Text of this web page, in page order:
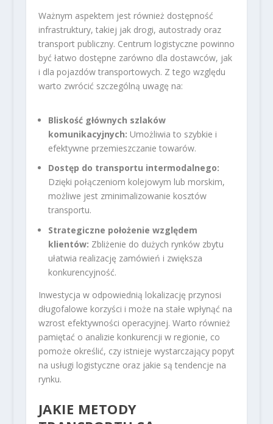
Ważnym aspektem jest również dostępność
infrastruktury, takiej jak drogi, autostrady oraz
transport publiczny. Centrum logistyczne powinno
być łatwo dostępne zarówno dla dostawców, jak
i dla pojazdów transportowych. Z tego względu
warto zwrócić szczególną uwagę na:
Bliskość głównych szlaków
komunikacyjnych: Umożliwia to szybkie i
efektywne przemieszczanie towarów.
Dostęp do transportu intermodalnego:
Dzięki połączeniom kolejowym lub morskim,
możliwe jest zminimalizowanie kosztów
transportu.
Strategiczne położenie względem
klientów: Zbliżenie do dużych rynków zbytu
ułatwia realizację zamówień i zwiększa
konkurencyjność.
Inwestycja w odpowiednią lokalizację przynosi
długofalowe korzyści i może na stałe wpłynąć na
wzrost efektywności operacyjnej. Warto również
pamiętać o analizie konkurencji w regionie, co
pomoże określić, czy istnieje wystarczający popyt
na usługi logistyczne oraz jakie są tendencje na
rynku.
JAKIE METODY